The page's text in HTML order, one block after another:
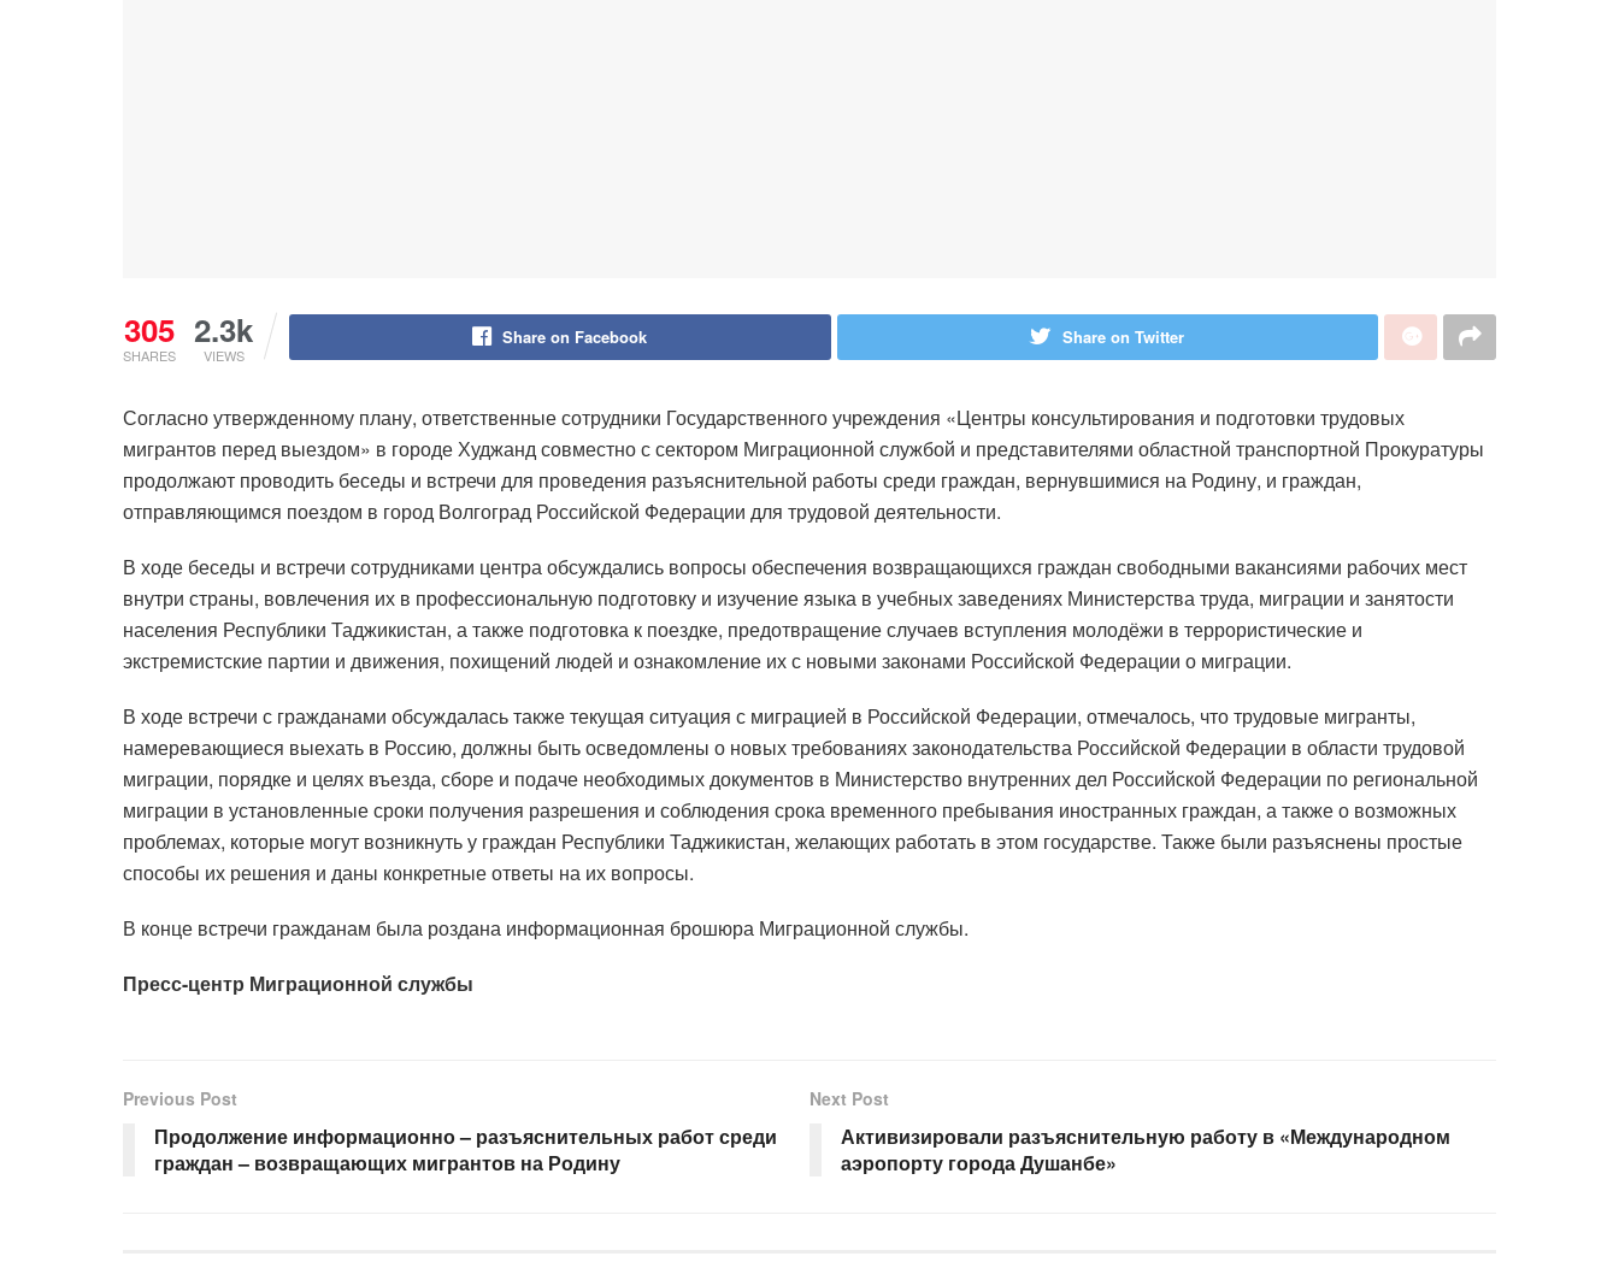
305
SHARES
2.3k
VIEWS
Share on Facebook Share on Twitter
Согласно утвержденному плану, ответственные сотрудники Государственного учреждения «Центры консультирования и подготовки трудовых
мигрантов перед выездом» в городе Худжанд совместно с сектором Миграционной службой и представителями областной транспортной Прокуратуры
продолжают проводить беседы и встречи для проведения разъяснительной работы среди граждан, вернувшимися на Родину, и граждан,
отправляющимся поездом в город Волгоград Российской Федерации для трудовой деятельности.
В ходе беседы и встречи сотрудниками центра обсуждались вопросы обеспечения возвращающихся граждан свободными вакансиями рабочих мест
внутри страны, вовлечения их в профессиональную подготовку и изучение языка в учебных заведениях Министерства труда, миграции и занятости
населения Республики Таджикистан, а также подготовка к поездке, предотвращение случаев вступления молодёжи в террористические и
экстремистские партии и движения, похищений людей и ознакомление их с новыми законами Российской Федерации о миграции.
В ходе встречи с гражданами обсуждалась также текущая ситуация с миграцией в Российской Федерации, отмечалось, что трудовые мигранты,
намеревающиеся выехать в Россию, должны быть осведомлены о новых требованиях законодательства Российской Федерации в области трудовой
миграции, порядке и целях въезда, сборе и подаче необходимых документов в Министерство внутренних дел Российской Федерации по региональной
миграции в установленные сроки получения разрешения и соблюдения срока временного пребывания иностранных граждан, а также о возможных
проблемах, которые могут возникнуть у граждан Республики Таджикистан, желающих работать в этом государстве. Также были разъяснены простые
способы их решения и даны конкретные ответы на их вопросы.
В конце встречи гражданам была роздана информационная брошюра Миграционной службы.
Пресс-центр Миграционной службы
Previous Post
Продолжение информационно – разъяснительных работ среди
граждан – возвращающих мигрантов на Родину
Next Post
Активизировали разъяснительную работу в «Международном
аэропорту города Душанбе»